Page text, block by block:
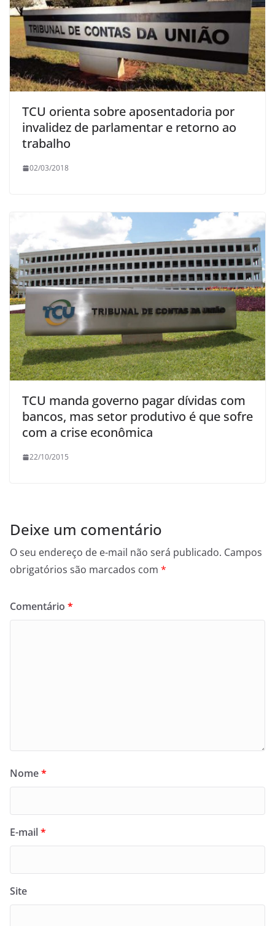
TCU orienta sobre aposentadoria por
invalidez de parlamentar e retorno ao
trabalho
02/03/2018
TCU manda governo pagar dívidas com
bancos, mas setor produtivo é que sofre
com a crise econômica
22/10/2015
Deixe um comentário
O seu endereço de e-mail não será publicado. Campos
obrigatórios são marcados com *
Comentário *
Nome*
E-mail*
Site